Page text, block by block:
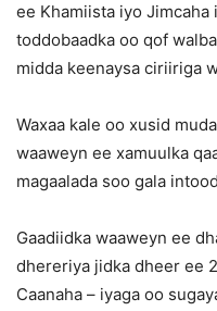
ee Khamiista iyo
toddobaadka oo qof
midda keenaysa ciriiriga
Waxaa kale oo xusid
waaweyn ee xamuulka
magaalada soo gala
Gaadiidka waaweyn ee
dhereriya jidka dheer ee
Caanaha – iyaga oo